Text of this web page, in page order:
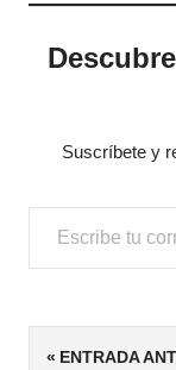
Suscríbete y
Escribe tu correo electrónico…
ETIQUETAS
4/5ENTRADA